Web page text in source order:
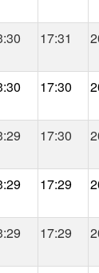
17:31
17:30
17:30
17:29
17:29